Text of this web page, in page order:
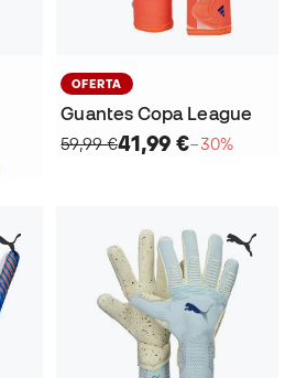
OFERTA
Guantes Copa League
59,99 €41,99 €−30%